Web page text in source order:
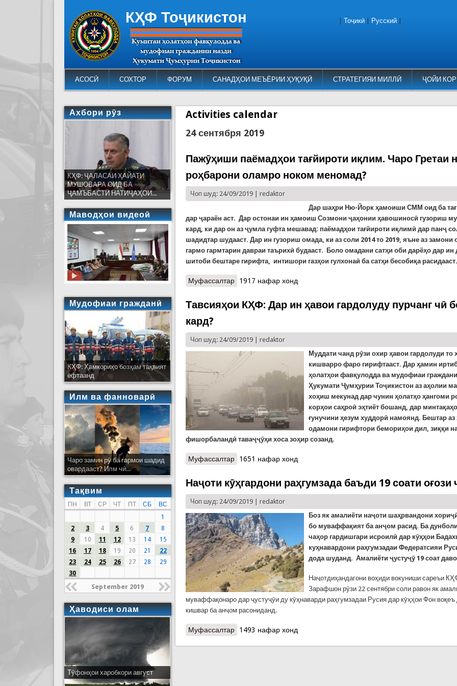
КҲФ Тоҷикистон
АСОСӢ СОХТОР ФОРУМ САНАДҲОИ МЕЪЁРИИ ҲУҚУҚӢ СТРАТЕГИЯИ МИЛЛӢ ҶОЙИ
Тоҷикӣ Русский
Activities calendar
24 сентября 2019
Пажӯҳиши паёмадҳои тағйироти иқлим. Чаро Гретаи
роҳбарони оламро ноком меномад?
Чоп шуд: 24/09/2019 |redaktor
Дар шаҳри Ню-Йорк ҳамоиши СММ оид ба
дар ҷараён аст.Дар остонаи ин ҳамоиш Созмони ҷаҳонии ҳавошиносӣ гузориш
кард, ки дар он аз ҷумла гуфта мешавад: паёмадҳои тағйироти иқлимӣ дар панҷ
шадидтар шудааст. Дар ин гузориш омада, ки аз соли 2014 то 2019, яъне аз замони
гармо гармтарин давраи таърихӣ будааст. Боло омадани сатҳи оби дарёҳо дар ин
шитоби бештаре гирифта, интишори газҳои гулхонаӣ ба сатҳи бесобиқа расидааст.
Муфассалтар о Пажӯҳиши паёмадҳои тағйироти иқлим. Чаро Гретаи наврас
1917 нафар хонд
Тавсияҳои КҲФ: Дар ин ҳавои гардолуду пурчанг чӣ
кард?
Чоп шуд: 24/09/2019 |redaktor
Муддати чанд рӯзи охир ҳавои гардолуди то
кишварро фаро гирифтааст.Дар ҳамин
ҳолатҳои фавқулодда ва мудофиаи
Ҳукумати Ҷумҳурии Тоҷикистон аз аҳолии
хоҳиш мекунад дар чунин ҳолатҳо ҳангоми
корҳои саҳроӣ эҳтиёт бошанд, дар
ғунучини ҳезум худдорӣ намоянд. Бештар аз
одамони гирифтори бемориҳои дил, зиққи
фишорбаландӣ таваҷҷӯҳи хоса зоҳир созанд.
Муфассалтар о Тавсияҳои КҲФ: Дар ин ҳавои гардолуду пурчанг чӣ бояд кард?
1651 нафар хонд
Наҷоти кӯҳгардони раҳгумзада баъди 19 соати оғози
Чоп шуд: 24/09/2019 |redaktor
Боз як амалиёти наҷоти шаҳрвандони
бо муваффақият ба анҷом расид. Ба
чаҳор гардишгари исроилӣ дар кӯҳҳои
куҳнавардони раҳгумзадаи Федератсияи
дода шуданд. Амалиёти ҷустуҷӯ 19 соат
Наҷотдиҳандагони воҳиди вокуниши сареъи
Зарафшон рӯзи 22 сентябри соли равон як
муваффақонаро дар ҷустуҷӯи ду кӯҳнаварди раҳгумзадаи Русия дар кӯҳҳои Фон
кишвар ба анҷом расониданд.
Муфассалтар о Наҷоти кӯҳгардони раҳгумзада баъди 19 соати оғози ҷустуҷӯ
1493 нафар хонд
Ахбори рӯз
КҲФ: ҶАЛАСАИ ҲАЙАТИ
МУШОВАРА ОИД БА
ҶАМЪБАСТИ НАТИҶАҲОИ...
Маводҳои видеоӣ
Мудофиаи гражданӣ
КҲФ: Ҳамкориҳо бозҳам тақвият
ёфтаанд
Илм ва фанноварӣ
Чаро замин рӯ ба гармои шадид
овардааст? Илм чӣ...
Тақвим
ПН ВТ СР ЧТ ПТ СБ
ВС
1
2
3 4 5 6 7
8
9
10 11 12 13 14
15
16
17 18 19 20 21
22
23
24 25 26 27 28
29
30
September 2019
Ҳаводиси олам
Тӯфонҳои харобкори август